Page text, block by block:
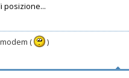
posizione...
(
)